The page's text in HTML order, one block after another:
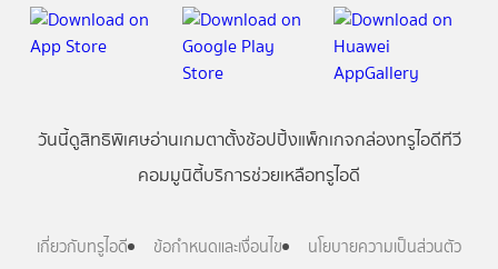
วันนี้ดูสิทธิพิเศษอ่านเกมตาตั้งช้อปปิ้งแพ็กเกจกล่องทรูไอดีทีวี
คอมมูนิตี้บริการช่วยเหลือทรูไอดี
เกี่ยวกับทรูไอดี ข้อกำหนดและเงื่อนไข
นโยบายความเป็นส่วนตัว